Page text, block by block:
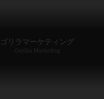
ゴリラマーケティング
Gorilla Marketing